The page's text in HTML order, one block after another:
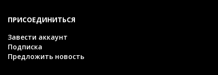
ПРИСОЕДИНИТЬСЯ
Завести аккаунт
Подписка
Предложить новость